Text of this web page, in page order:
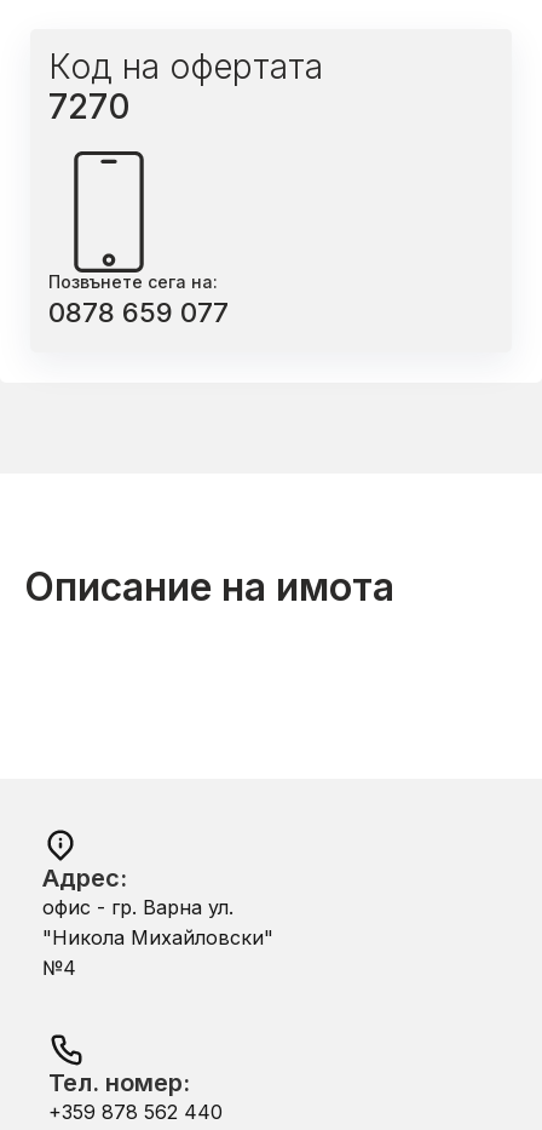
Код на офертата
7270
Позвънете сега на:
0878 659 077
Описание на имота
Адрес:
офис - гр. Варна ул.
"Никола Михайловски"
№4
Тел. номер:
+359 878 562 440